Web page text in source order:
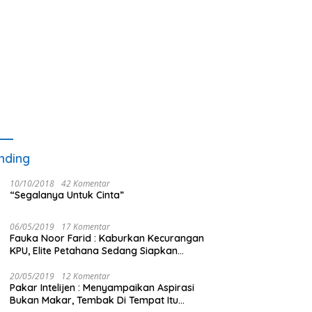
10/10/2018 42 Komentar
“Segalanya Untuk Cinta”
06/05/2019 17 Komentar
Fauka Noor Farid : Kaburkan Kecurangan
KPU, Elite Petahana Sedang Siapkan
20/05/2019 12 Komentar
Pakar Intelijen : Menyampaikan Aspirasi
Bukan Makar, Tembak Di Tempat Itu